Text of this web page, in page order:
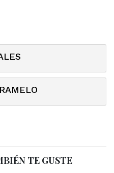
TE GUSTE